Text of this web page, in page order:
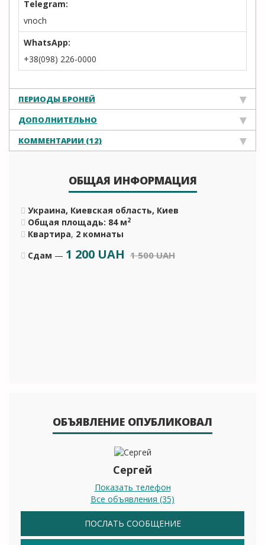
Telegram:
vnoch
WhatsApp:
+38(098) 226-0000
ПЕРИОДЫ БРОНЕЙ
ДОПОЛНИТЕЛЬНО
КОММЕНТАРИИ (12)
ОБЩАЯ ИНФОРМАЦИЯ
Украина, Киевская область, Киев
Общая площадь: 84 м2
Квартира, 2 комнаты
Сдам — 1 200 UAH 1 500 UAH
ОБЪЯВЛЕНИЕ ОПУБЛИКОВАЛ
Сергей
Показать телефон
Все объявления (35)
ПОСЛАТЬ СООБЩЕНИЕ